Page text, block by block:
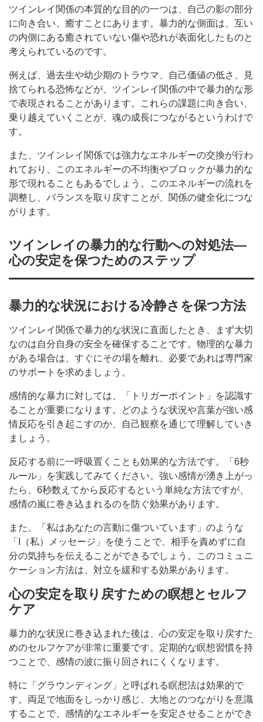
ツインレイ関係の本質的な目的の一つは、自己の影の部分
に向き合い、癒すことにあります。暴力的な側面は、互い
の内側にある癒されていない傷や恐れが表面化したものと
考えられているのです。
例えば、過去生や幼少期のトラウマ、自己価値の低さ、見
捨てられる恐怖などが、ツインレイ関係の中で暴力的な形
で表現されることがあります。これらの課題に向き合い、
乗り越えていくことが、魂の成長につながるというわけで
す。
また、ツインレイ関係では強力なエネルギーの交換が行わ
れており、このエネルギーの不均衡やブロックが暴力的な
形で現れることもあるでしょう。このエネルギーの流れを
調整し、バランスを取り戻すことが、関係の健全化につな
がります。
ツインレイの暴力的な行動への対処法―
心の安定を保つためのステップ
暴力的な状況における冷静さを保つ方法
ツインレイ関係で暴力的な状況に直面したとき、まず大切
なのは自分自身の安全を確保することです。物理的な暴力
がある場合は、すぐにその場を離れ、必要であれば専門家
のサポートを求めましょう。
感情的な暴力に対しては、「トリガーポイント」を認識す
ることが重要になります。どのような状況や言葉が強い感
情反応を引き起こすのか、自己観察を通じて理解していき
ましょう。
反応する前に一呼吸置くことも効果的な方法です。「6秒
ルール」を実践してみてください。強い感情が湧き上がっ
たら、6秒数えてから反応するという単純な方法ですが、
感情の嵐に巻き込まれるのを防ぐ効果があります。
また、「私はあなたの言動に傷ついています」のような
「I（私）メッセージ」を使うことで、相手を責めずに自
分の気持ちを伝えることができるでしょう。このコミュニ
ケーション方法は、対立を緩和する効果があります。
心の安定を取り戻すための瞑想とセルフ
ケア
暴力的な状況に巻き込まれた後は、心の安定を取り戻すた
めのセルフケアが非常に重要です。定期的な瞑想習慣を持
つことで、感情の波に振り回されにくくなります。
特に「グラウンディング」と呼ばれる瞑想法は効果的で
す。両足で地面をしっかり感じ、大地とのつながりを意識
することで、感情的なエネルギーを安定させることができ